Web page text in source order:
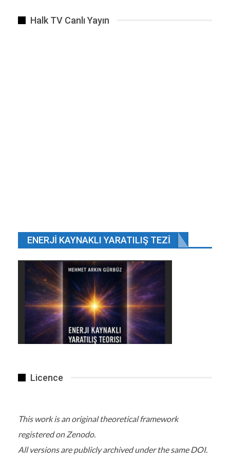
Halk TV Canlı Yayın
ENERJI KAYNAKLI YARATILIŞ TEZI
Licence
This work is an original theoretical framework
registered on Zenodo.
All versions are publicly archived under the same DOI.